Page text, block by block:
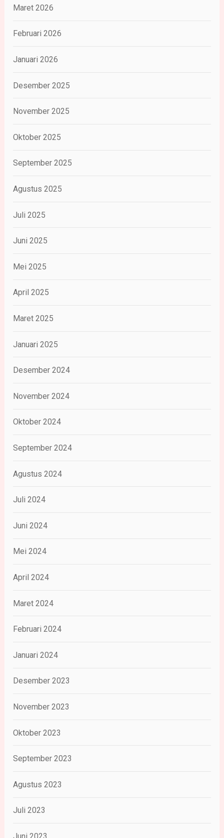
Maret 2026
Februari 2026
Januari 2026
Desember 2025
November 2025
Oktober 2025
September 2025
Agustus 2025
Juli 2025
Juni 2025
Mei 2025
April 2025
Maret 2025
Januari 2025
Desember 2024
November 2024
Oktober 2024
September 2024
Agustus 2024
Juli 2024
Juni 2024
Mei 2024
April 2024
Maret 2024
Februari 2024
Januari 2024
Desember 2023
November 2023
Oktober 2023
September 2023
Agustus 2023
Juli 2023